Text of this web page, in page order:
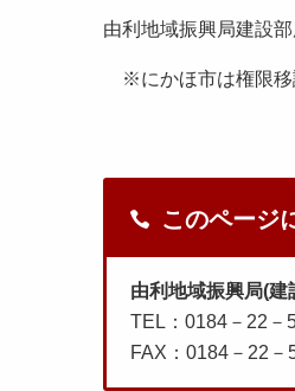
由利地域振興局建設
※にかほ市は権限移
このページ
由利地域振興局(
TEL：0184－22－
FAX：0184－22－